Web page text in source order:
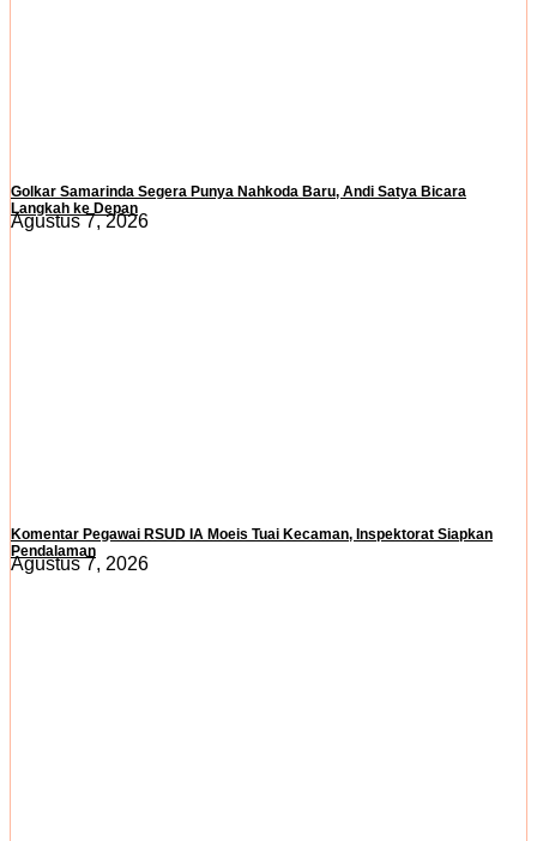
Golkar Samarinda Segera Punya Nahkoda Baru, Andi Satya Bicara
Langkah ke Depan
Agustus 7, 2026
Komentar Pegawai RSUD IA Moeis Tuai Kecaman, Inspektorat Siapkan
Pendalaman
Agustus 7, 2026